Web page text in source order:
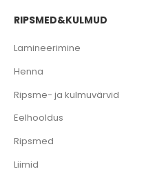
RIPSMED&KULMUD
Lamineerimine
Henna
Ripsme- ja kulmuvärvid
Eelhooldus
Ripsmed
Liimid